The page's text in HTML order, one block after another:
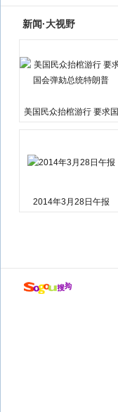
新闻·大视野
美国民众抬棺游行 要求国
2014年3月28日午报